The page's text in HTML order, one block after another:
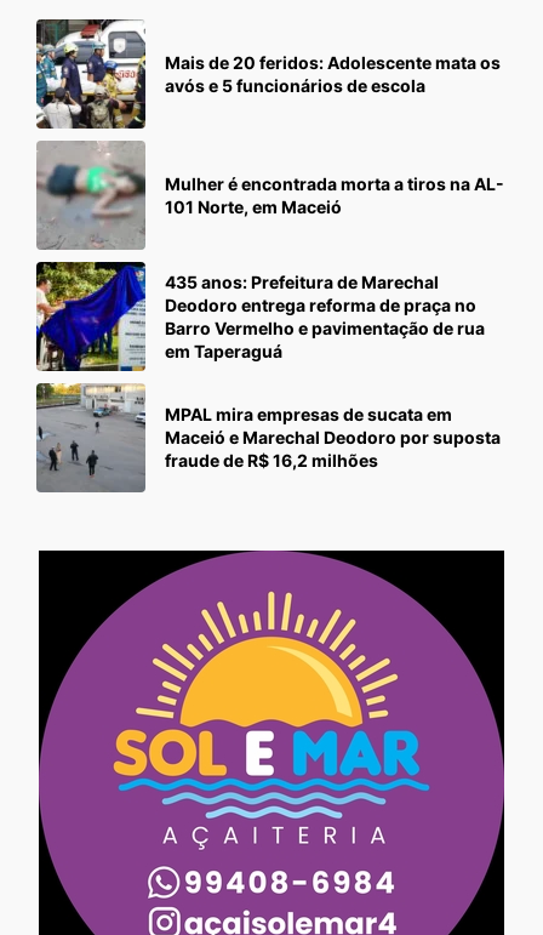
Mais de 20 feridos: Adolescente mata os
avós e 5 funcionários de escola
Mulher é encontrada morta a tiros na AL-
101 Norte, em Maceió
435 anos: Prefeitura de Marechal
Deodoro entrega reforma de praça no
Barro Vermelho e pavimentação de rua
em Taperaguá
MPAL mira empresas de sucata em
Maceió e Marechal Deodoro por suposta
fraude de R$ 16,2 milhões